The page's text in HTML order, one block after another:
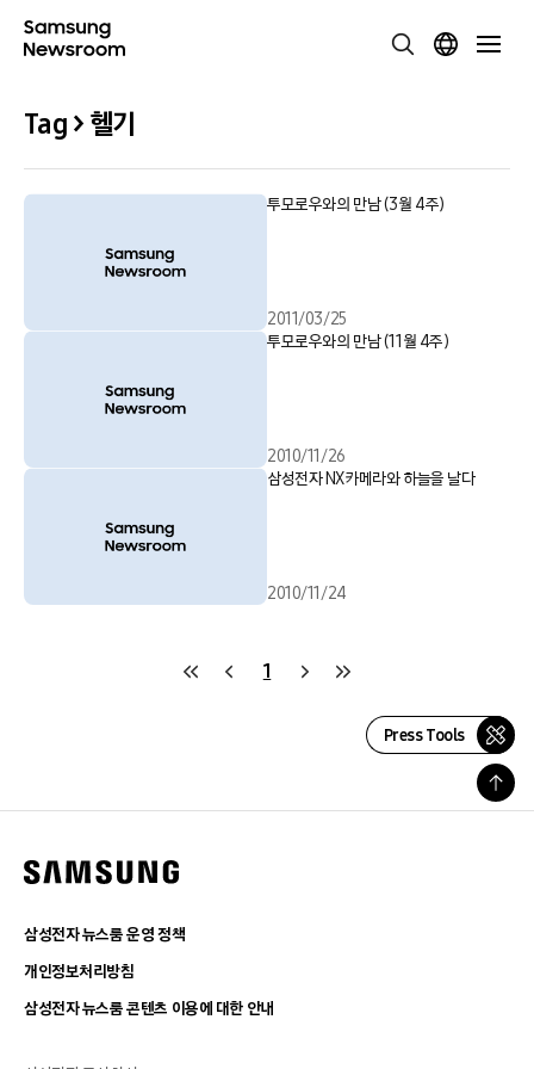
Tag > 헬기
투모로우와의 만남 (3월 4주)
2011/03/25
투모로우와의 만남 (11월 4주)
2010/11/26
삼성전자 NX카메라와 하늘을 날다
2010/11/24
1
Press Tools
삼성전자 뉴스룸 운영 정책
개인정보처리방침
삼성전자 뉴스룸 콘텐츠 이용에 대한 안내